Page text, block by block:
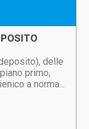
delle
primo,
a norma...